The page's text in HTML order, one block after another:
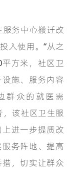
务中心搬迁改
入使用。“从之
方米，社区卫
施、服务内容
群众的就医需
该社区卫生服
进一步提质改
务阵地、提高
，切实让群众